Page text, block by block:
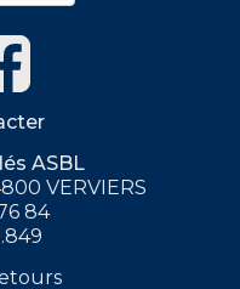
ASBL
VERVIERS
84